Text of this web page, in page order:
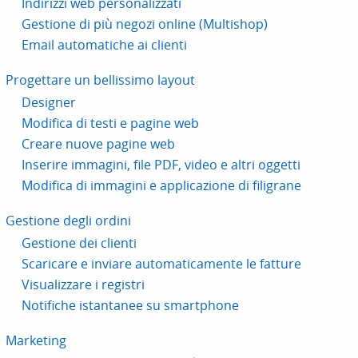
Gestione di più negozi online (Multishop)
Email automatiche ai clienti
Progettare un bellissimo layout
Designer
Modifica di testi e pagine web
Creare nuove pagine web
Inserire immagini, file PDF, video e altri oggetti
Modifica di immagini e applicazione di filigrane
Gestione degli ordini
Gestione dei clienti
Scaricare e inviare automaticamente le fatture
Visualizzare i registri
Notifiche istantanee su smartphone
Marketing